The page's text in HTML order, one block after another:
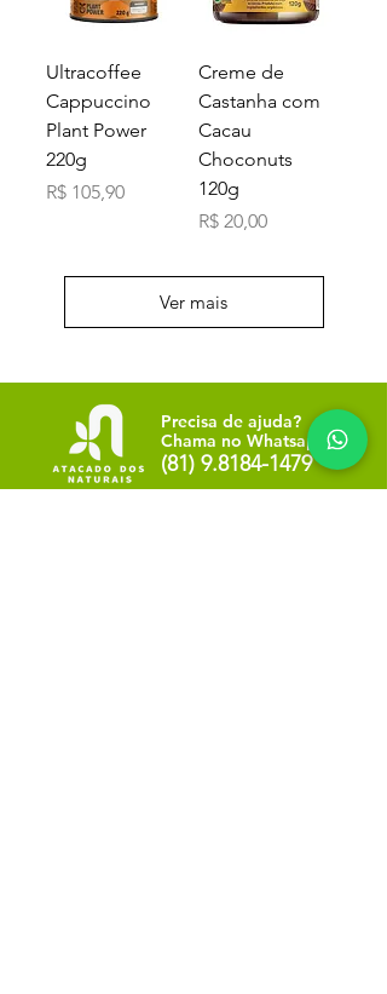
Ultracoffee
Cappuccino
Plant Power
220g
Preço
R$ 105,90
Creme de
Castanha com
Cacau
Choconuts
120g
Preço
R$ 20,00
Ver mais
Precisa de ajuda?
Chama no Whatsapp:
(81) 9.8184-1479